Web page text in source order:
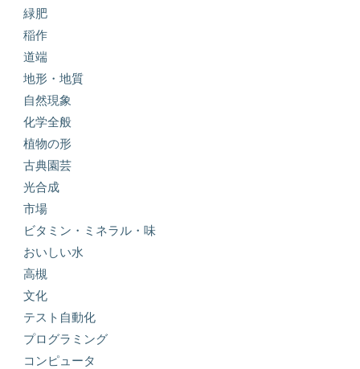
緑肥
稲作
道端
地形・地質
自然現象
化学全般
植物の形
古典園芸
光合成
市場
ビタミン・ミネラル・味
おいしい水
高槻
文化
テスト自動化
プログラミング
コンピュータ